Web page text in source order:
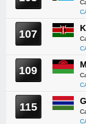
107
109
115